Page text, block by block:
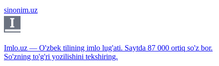
sinonim.uz
Imlo.uz — O'zbek tilining imlo lug'ati. Saytda 87 000 ortiq so'z bor.
So'zning to'g'ri yozilishini tekshiring.